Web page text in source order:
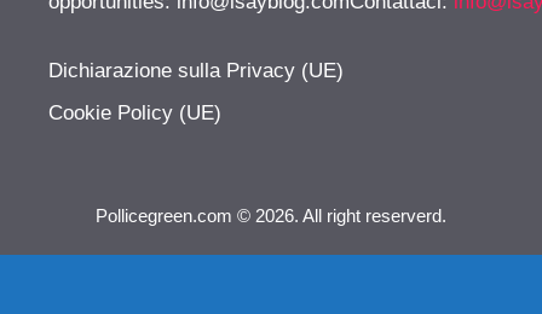
Dichiarazione sulla Privacy (UE)
Cookie Policy (UE)
Pollicegreen.com © 2026. All right reserverd.